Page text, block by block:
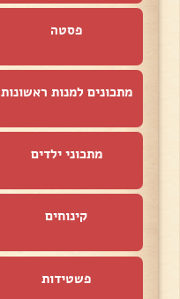
פסטה
מתכונים למנות ראשונות
מתכוני ילדים
קינוחים
פשטידות